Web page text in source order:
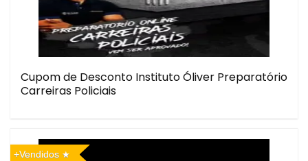
Cupom de Desconto Instituto Óliver Preparatório
Carreiras Policiais
+Vendidos